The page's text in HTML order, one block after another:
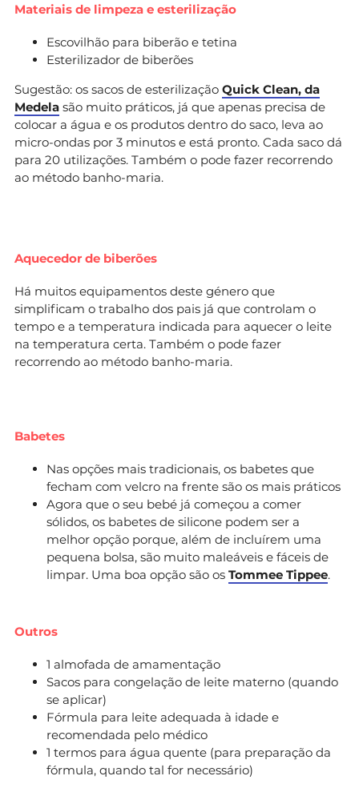
Materiais de limpeza e esterilização
Escovilhão para biberão e tetina
Esterilizador de biberões
Sugestão: os sacos de esterilização Quick Clean, da
Medela são muito práticos, já que apenas precisa de
colocar a água e os produtos dentro do saco, leva ao
micro-ondas por 3 minutos e está pronto. Cada saco dá
para 20 utilizações. Também o pode fazer recorrendo
ao método banho-maria.
Aquecedor de biberões
Há muitos equipamentos deste género que
simplificam o trabalho dos pais já que controlam o
tempo e a temperatura indicada para aquecer o leite
na temperatura certa. Também o pode fazer
recorrendo ao método banho-maria.
Babetes
Nas opções mais tradicionais, os babetes que
fecham com velcro na frente são os mais práticos
Agora que o seu bebé já começou a comer
sólidos, os babetes de silicone podem ser a
melhor opção porque, além de incluírem uma
pequena bolsa, são muito maleáveis e fáceis de
limpar. Uma boa opção são os Tommee Tippee.
Outros
1 almofada de amamentação
Sacos para congelação de leite materno (quando
se aplicar)
Fórmula para leite adequada à idade e
recomendada pelo médico
1 termos para água quente (para preparação da
fórmula, quando tal for necessário)